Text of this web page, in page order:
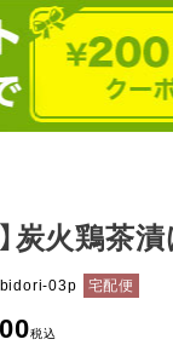
炭火鶏茶
03p 宅配便
税込